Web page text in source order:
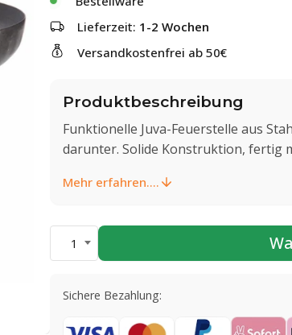
Lieferzeit: 1-2 Wochen
Versandkostenfrei ab 50€
Produktbeschreibung
Funktionelle Juva-Feuerstelle aus
darunter. Solide Konstruktion, fertig
Mehr erfahren....
1
Sichere Bezahlung: